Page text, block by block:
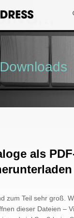
Downloads
als
zum Teil sehr groß.
dieser Dateien –